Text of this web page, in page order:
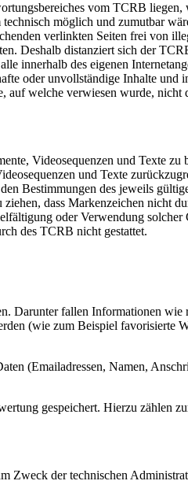
vom TCRB
möglich und zumutbar
verlinkten Seiten frei von
Deshalb distanziert sich der
innerhalb des eigenen
oder unvollständige Inhalte und
auf welche verwiesen wurde,
Videosequenzen und Texte zu
und Texte
Bestimmungen des jeweils
dass Markenzeichen nicht
oder Verwendung solcher
des TCRB nicht gestattet.
Darunter fallen Informationen wie
(wie zum Beispiel favorisierte
(Emailadressen, Namen,
gespeichert. Hierzu zählen
Zweck der technischen